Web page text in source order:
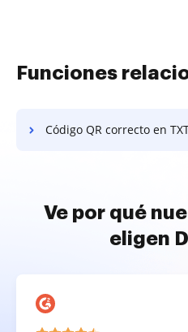
Funciones
Código QR correcto en
Ve por qué
eligen